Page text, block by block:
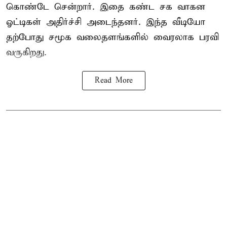
கொண்டே சென்றார். இதை கண்ட சக வாகன
ஓட்டிகள் அதிர்ச்சி அடைந்தனர். இந்த வீடியோ
தற்போது சமூக வலைதளங்களில் வைரலாக பரவி
வருகிறது.
Read More